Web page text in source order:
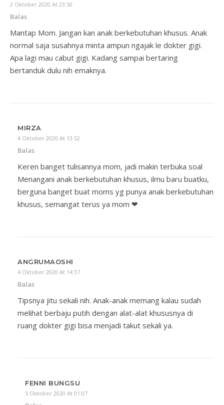
2 Oktober 2020 At 23:50
Balas
Mantap Mom. Jangan kan anak berkebutuhan khusus. Anak
normal saja susahnya minta ampun ngajak le dokter gigi.
Apa lagi mau cabut gigi. Kadang sampai bertaring
bertanduk dulu nih emaknya.
MIRZA
4 Oktober 2020 At 13:52
Balas
Keren banget tulisannya mom, jadi makin terbuka soal
Menangani anak berkebutuhan khusus, ilmu baru buatku,
berguna banget buat moms yg punya anak berkebutuhan
khusus, semangat terus ya mom ❤
ANGRUMAOSHI
4 Oktober 2020 At 14:37
Balas
Tipsnya jitu sekali nih. Anak-anak memang kalau sudah
melihat berbaju putih dengan alat-alat khususnya di
ruang dokter gigi bisa menjadi takut sekali ya.
FENNI BUNGSU
5 Oktober 2020 At 01:07